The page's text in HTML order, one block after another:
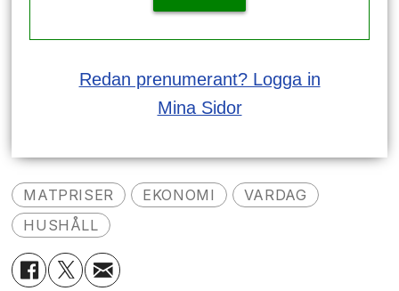
Redan prenumerant? Logga in
Mina Sidor
MATPRISER EKONOMI
VARDAG
HUSHÅLL